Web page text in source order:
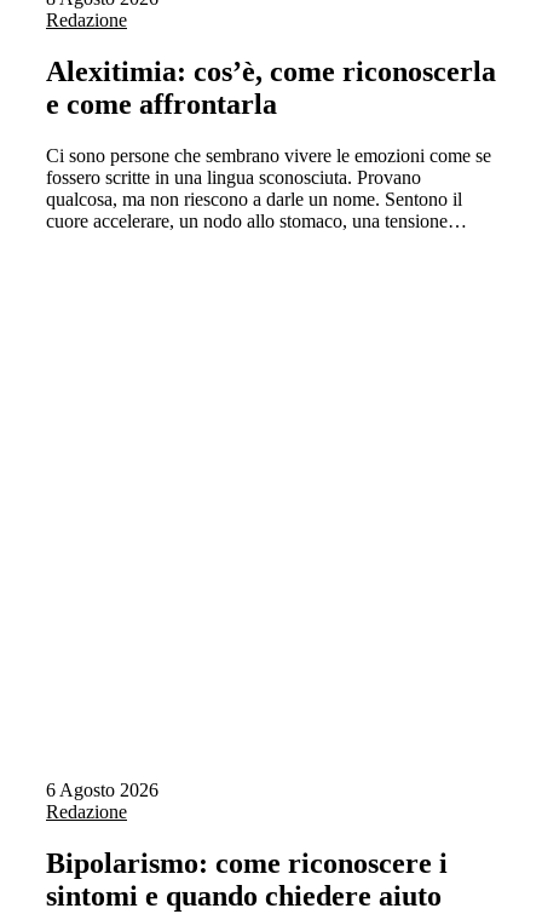
Redazione
Alexitimia: cos’è, come riconoscerla
e come affrontarla
Ci sono persone che sembrano vivere le emozioni come se
fossero scritte in una lingua sconosciuta. Provano
qualcosa, ma non riescono a darle un nome. Sentono il
cuore accelerare, un nodo allo stomaco, una tensione…
6 Agosto 2026
Redazione
Bipolarismo: come riconoscere i
sintomi e quando chiedere aiuto